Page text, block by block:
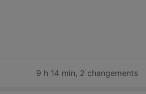
9 h 14 min, 2 changements